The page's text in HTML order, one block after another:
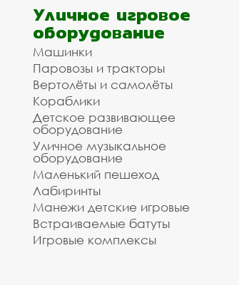
Уличное игровое
оборудование
Машинки
Паровозы и тракторы
Вертолёты и самолёты
Кораблики
Детское развивающее
оборудование
Уличное музыкальное
оборудование
Маленький пешеход
Лабиринты
Манежи детские игровые
Встраиваемые батуты
Игровые комплексы